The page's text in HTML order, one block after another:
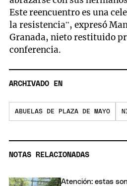
Este reencuentro es una
la resistencia”, expresó
Granada, nieto restituido
conferencia.
ARCHIVADO EN
ABUELAS DE PLAZA DE MAYO
NOTAS RELACIONADAS
Atención: estas